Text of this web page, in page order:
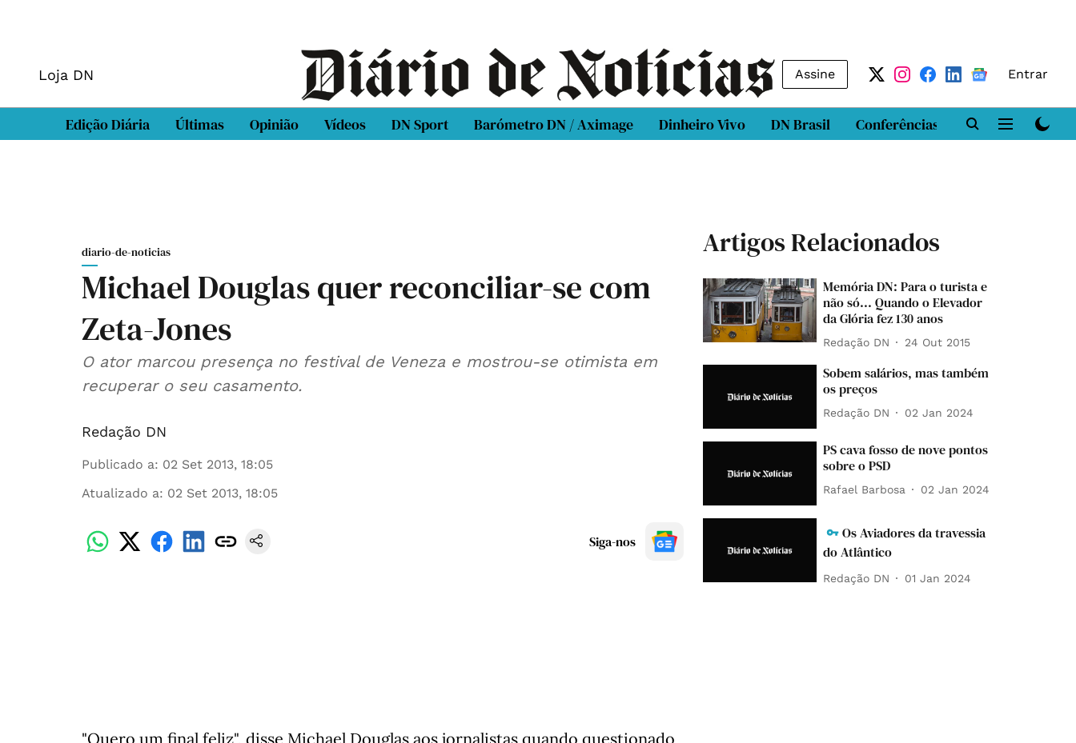
Loja DN Assine Entrar
Edição Diária Últimas Opinião Vídeos DN Sport Barómetro DN / Aximage Dinheiro Vivo DN Brasil Conferências DN LAB
diario-de-noticias
Michael Douglas quer reconciliar-se com
Zeta-Jones
O ator marcou presença no festival de Veneza e mostrou-se otimista em
recuperar o seu casamento.
Redação DN
Publicado a: 02 Set 2013, 18:05
Atualizado a: 02 Set 2013, 18:05
Siga-nos
"Quero um final feliz", disse Michael Douglas aos jornalistas quando questionado
Artigos Relacionados
Memória DN: Para o turista e
não só... Quando o Elevador
da Glória fez 130 anos
Redação DN 24 Out 2015
Sobem salários, mas também
os preços
Redação DN 02 Jan 2024
PS cava fosso de nove pontos
sobre o PSD
Rafael Barbosa 02 Jan 2024
Os Aviadores da travessia
do Atlântico
Redação DN 01 Jan 2024